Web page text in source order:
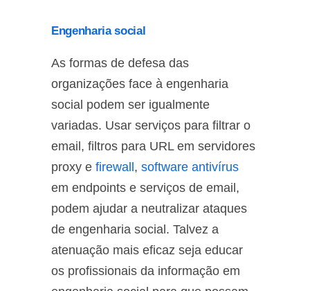
Engenharia social
As formas de defesa das
organizações face à engenharia
social podem ser igualmente
variadas. Usar serviços para filtrar o
email, filtros para URL em servidores
proxy e firewall , software antivírus
em endpoints e serviços de email,
podem ajudar a neutralizar ataques
de engenharia social. Talvez a
atenuação mais eficaz seja educar
os profissionais da informação em